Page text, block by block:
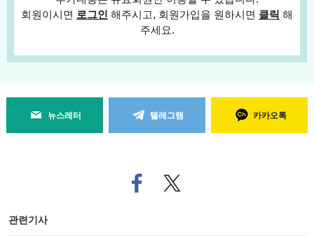
회원이시면 로그인 해주시고, 회원가입을 원하시면 클릭 해
주세요.
뉴스레터 텔레그램 카카오톡
페
이
트위
터로
관련기사